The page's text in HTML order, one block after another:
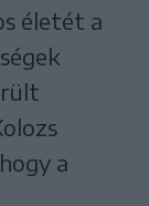
életét a
a